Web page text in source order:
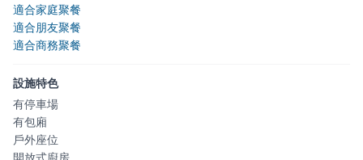
適合家庭聚餐
適合朋友聚餐
適合商務聚餐
設施特色
有停車場
有包廂
戶外座位